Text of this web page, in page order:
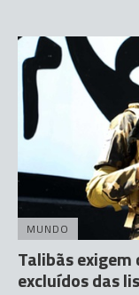
MUNDO
Talibãs exigem
excluídos das